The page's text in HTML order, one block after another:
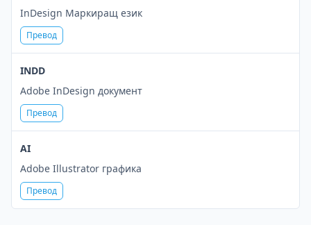
InDesign Маркиращ език
Превод
INDD
Adobe InDesign документ
Превод
AI
Adobe Illustrator графика
Превод